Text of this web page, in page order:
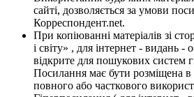
сайті, дозволяється за умови
Корреспондент.net.
При копіюванні матеріалів зі
і світу» , для інтернет - видань -
відкрите для пошукових систем
Посилання має бути розміщена в
повного або часткового